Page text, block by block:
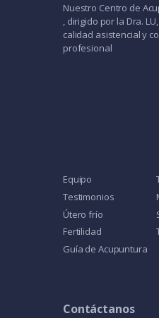
Nuestro Centro de
, dirigido por la Dra.
calidad asistencial y
profesional
Equipo
Testimonios
Útero frío
Fertilidad
Guía de Acupuntura
Contáctanos